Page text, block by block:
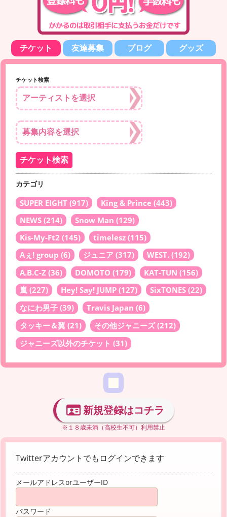
チケット 友達募集 ブログ グッズ
チケット検索
カテゴリ
SUPER EIGHT (917) King & Prince (443)
NEWS (214) Snow Man (129)
Kis-My-Ft2 (145) timelesz (115)
Aぇ! group (6) ジュニア (317) WEST. (192)
A.B.C-Z (36) DOMOTO (179) KAT-TUN (156)
嵐 (227) Hey! Say! JUMP (127) SixTONES (22)
なにわ男子 (39) Travis Japan (6)
タッキー＆翼 (21) その他ジャニーズ(212)
ジャニーズ以外のチケット (31)
新規登録はコチラ
※１８歳未満（高校生不可）利用禁止
Twitterアカウントでもログインできます
メールアドレスorユーザーID
パスワード